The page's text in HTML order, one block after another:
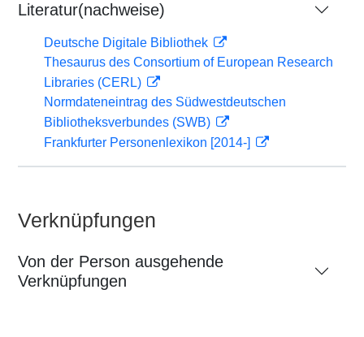
Literatur(nachweise)
Deutsche Digitale Bibliothek
Thesaurus des Consortium of European Research
Libraries (CERL)
Normdateneintrag des Südwestdeutschen
Bibliotheksverbundes (SWB)
Frankfurter Personenlexikon [2014-]
Verknüpfungen
Von der Person ausgehende
Verknüpfungen